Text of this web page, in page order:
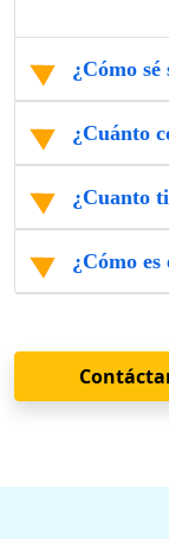
¿Cómo sé
¿Cuánto
¿Cuanto
¿Cómo es